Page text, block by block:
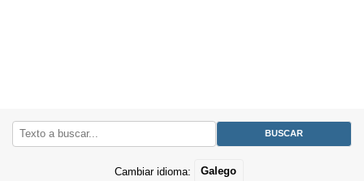
Cambiar idioma: Galego